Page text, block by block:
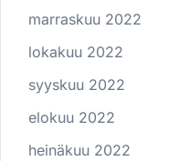
marraskuu 2022
lokakuu 2022
syyskuu 2022
elokuu 2022
heinäkuu 2022